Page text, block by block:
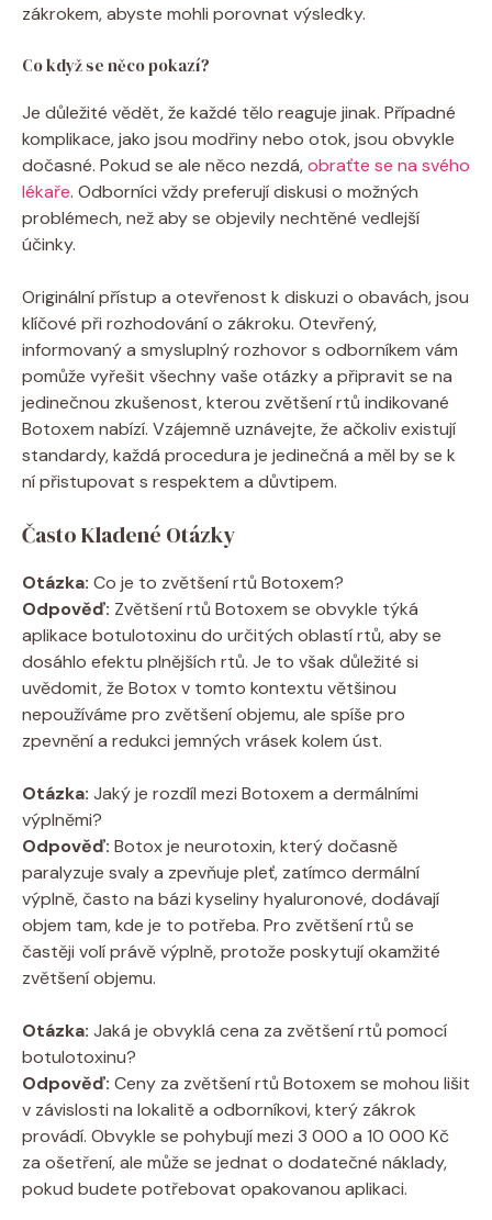
zákrokem, abyste mohli porovnat výsledky.
Co když se něco pokazí?
Je důležité vědět, že každé tělo reaguje jinak. Případné
komplikace, jako jsou modřiny nebo otok, jsou obvykle
dočasné. Pokud se ale něco nezdá,obraťte se na svého
lékaře. Odborníci vždy preferují diskusi o možných
problémech, než aby se objevily nechtěné vedlejší
účinky.
Originální přístup a otevřenost k diskuzi o obavách, jsou
klíčové při rozhodování o zákroku. Otevřený,
informovaný a smysluplný rozhovor s odborníkem vám
pomůže vyřešit všechny vaše otázky a připravit se na
jedinečnou zkušenost, kterou zvětšení rtů indikované
Botoxem nabízí. Vzájemně uznávejte, že ačkoliv existují
standardy, každá procedura je jedinečná a měl by se k
ní přistupovat s respektem a důvtipem.
Často Kladené Otázky
Otázka: Co je to zvětšení rtů Botoxem?
Odpověď: Zvětšení rtů Botoxem se obvykle týká
aplikace botulotoxinu do určitých oblastí rtů, aby se
dosáhlo efektu plnějších rtů. Je to však důležité si
uvědomit, že Botox v tomto kontextu většinou
nepoužíváme pro zvětšení objemu, ale spíše pro
zpevnění a redukci jemných vrásek kolem úst.
Otázka: Jaký je rozdíl mezi Botoxem a dermálními
výplněmi?
Odpověď: Botox je neurotoxin, který dočasně
paralyzuje svaly a zpevňuje pleť, zatímco dermální
výplně, často na bázi kyseliny hyaluronové, dodávají
objem tam, kde je to potřeba. Pro zvětšení rtů se
častěji volí právě výplně, protože poskytují okamžité
zvětšení objemu.
Otázka: Jaká je obvyklá cena za zvětšení rtů pomocí
botulotoxinu?
Odpověď: Ceny za zvětšení rtů Botoxem se mohou lišit
v závislosti na lokalitě a odborníkovi, který zákrok
provádí. Obvykle se pohybují mezi 3 000 a 10 000 Kč
za ošetření, ale může se jednat o dodatečné náklady,
pokud budete potřebovat opakovanou aplikaci.